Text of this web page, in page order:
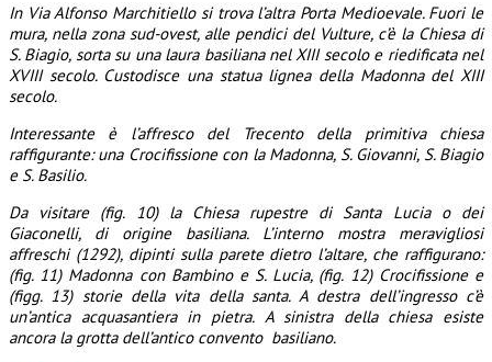
In Via Alfonso Marchitiello si trova l’altra Porta Medioevale. Fuori le
mura, nella zona sud-ovest, alle pendici del Vulture, c’è la Chiesa di
S. Biagio, sorta su una laura basiliana nel XIII secolo e riedificata nel
XVIII secolo. Custodisce una statua lignea della Madonna del XIII
secolo.
Interessante è l’affresco del Trecento della primitiva chiesa
raffigurante: una Crocifissione con la Madonna, S. Giovanni, S. Biagio
e S. Basilio.
Da visitare (fig. 10) la Chiesa rupestre di Santa Lucia o dei
Giaconelli, di origine basiliana. L’interno mostra meravigliosi
affreschi (1292), dipinti sulla parete dietro l’altare, che raffigurano:
(fig. 11) Madonna con Bambino e S. Lucia, (fig. 12) Crocifissione e
(figg. 13) storie della vita della santa. A destra dell’ingresso c’è
un’antica acquasantiera in pietra. A sinistra della chiesa esiste
ancora la grotta dell’antico convento basiliano.